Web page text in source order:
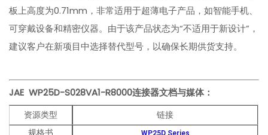
板上高度为0.71mm，非常适用于超薄电子产品，如智能手机、
可穿戴设备和精密仪器。由于该产品状态为“不适用于新设计”，
建议客户在新项目中选择替代型号，以确保长期供货支持。
JAE WP25D-S028VA1-R8000连接器文档与媒体：
资源类型
链接